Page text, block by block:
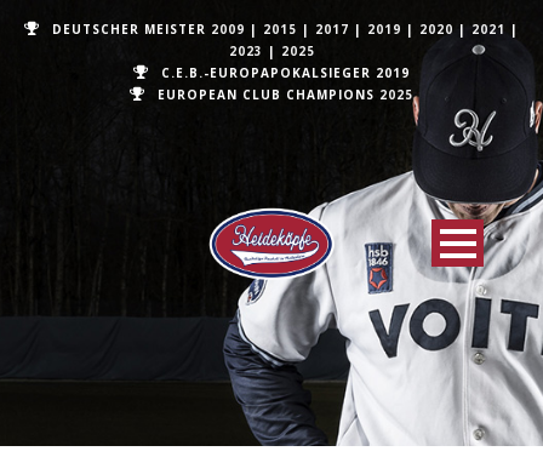
DEUTSCHER MEISTER 2009 | 2015 | 2017 | 2019 | 2020 | 2021 |
2023 | 2025
C.E.B.-EUROPAPOKALSIEGER 2019
EUROPEAN CLUB CHAMPIONS 2025